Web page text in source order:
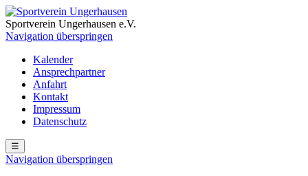
Sportverein Ungerhausen e.V.
Navigation überspringen
Kalender
Ansprechpartner
Anfahrt
Kontakt
Impressum
Datenschutz
☰
Navigation überspringen